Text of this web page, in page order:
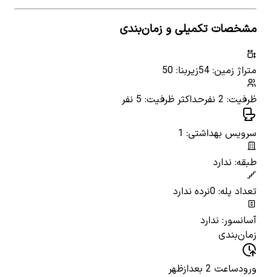
مشخصات تکمیلی و زمان‌بندی
متراژ زمین: 54
زیربنا: 50
ظرفیت: 2 نفر
حداکثر ظرفیت: 5 نفر
سرویس بهداشتی: 1
طبقه: ندارد
تعداد پله: 0
نرده ندارد
آسانسور: ندارد
زمان‌بندی
ورودساعت 2 بعدازظهر